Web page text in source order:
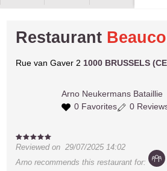
Restaurant
Rue van Gaver 2 1000 BRUSSELS
Arno Neukermans Bataillie
0 Favorites
0
Reviewed on29/07/2025 14:02
Arno recommends this restaurant for: